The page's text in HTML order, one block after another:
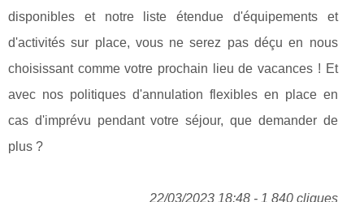
disponibles et notre liste étendue d'équipements et
d'activités sur place, vous ne serez pas déçu en nous
choisissant comme votre prochain lieu de vacances ! Et
avec nos politiques d'annulation flexibles en place en
cas d'imprévu pendant votre séjour, que demander de
plus ?
22/03/2023 18:48 - 1 840 cliques